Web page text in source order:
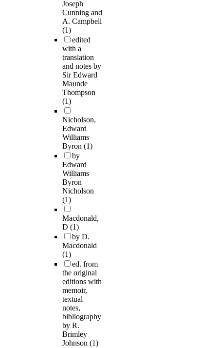
Joseph
Cunning and
A. Campbell
(1)
edited
with a
translation
and notes by
Sir Edward
Maunde
Thompson
(1)
Nicholson,
Edward
Williams
Byron (1)
by
Edward
Williams
Byron
Nicholson
(1)
Macdonald,
D (1)
by D.
Macdonald
(1)
ed. from
the original
editions with
memoir,
textual
notes,
bibliography
by R.
Brimley
Johnson (1)